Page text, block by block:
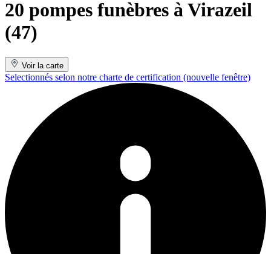
20 pompes funèbres à Virazeil
(47)
Voir la carte
Selectionnés selon notre charte de certification (nouvelle fenêtre)